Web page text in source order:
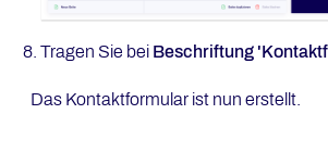
Tragen Sie bei Beschriftung
Das Kontaktformular ist nun erstellt.